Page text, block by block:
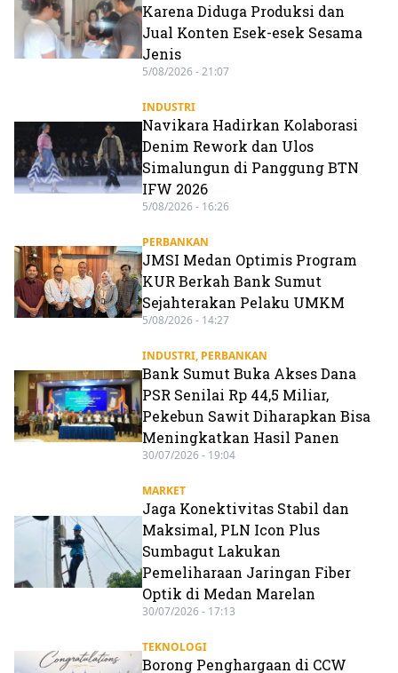
Karena Diduga Produksi dan
Jual Konten Esek-esek Sesama
Jenis
5/08/2026 - 21:07
INDUSTRI
Navikara Hadirkan Kolaborasi
Denim Rework dan Ulos
Simalungun di Panggung BTN
IFW 2026
5/08/2026 - 16:26
PERBANKAN
JMSI Medan Optimis Program
KUR Berkah Bank Sumut
Sejahterakan Pelaku UMKM
5/08/2026 - 14:27
INDUSTRI, PERBANKAN
Bank Sumut Buka Akses Dana
PSR Senilai Rp 44,5 Miliar,
Pekebun Sawit Diharapkan Bisa
Meningkatkan Hasil Panen
30/07/2026 - 19:04
MARKET
Jaga Konektivitas Stabil dan
Maksimal, PLN Icon Plus
Sumbagut Lakukan
Pemeliharaan Jaringan Fiber
Optik di Medan Marelan
30/07/2026 - 17:13
TEKNOLOGI
Borong Penghargaan di CCW